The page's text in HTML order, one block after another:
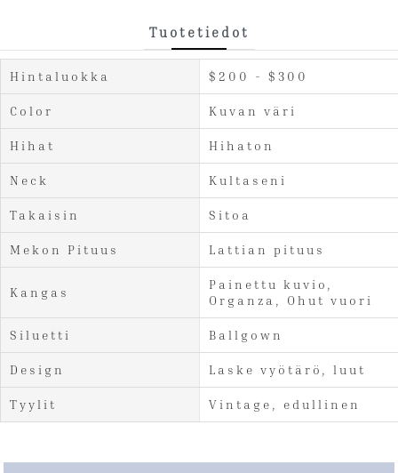
Tuotetiedot
Hintaluokka $200 - $300
Color Kuvan väri
Hihat Hihaton
Neck Kultaseni
Takaisin Sitoa
Mekon Pituus Lattian pituus
Kangas
Painettu kuvio,
Organza, Ohut vuori
Siluetti Ballgown
Design Laske vyötärö, luut
Tyylit Vintage, edullinen